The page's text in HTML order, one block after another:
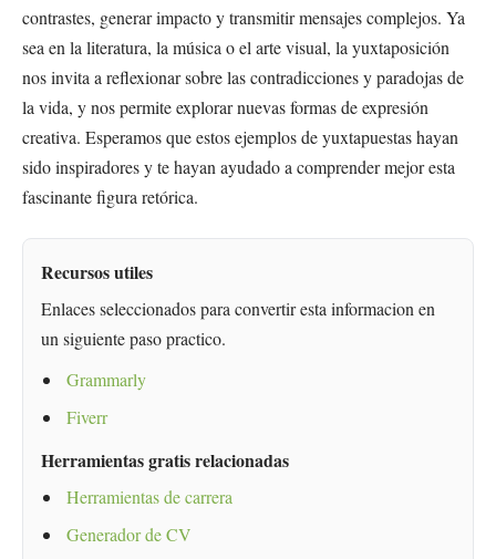
contrastes, generar impacto y transmitir mensajes complejos. Ya
sea en la literatura, la música o el arte visual, la yuxtaposición
nos invita a reflexionar sobre las contradicciones y paradojas de
la vida, y nos permite explorar nuevas formas de expresión
creativa. Esperamos que estos ejemplos de yuxtapuestas hayan
sido inspiradores y te hayan ayudado a comprender mejor esta
fascinante figura retórica.
Recursos utiles
Enlaces seleccionados para convertir esta informacion en
un siguiente paso practico.
Grammarly
Fiverr
Herramientas gratis relacionadas
Herramientas de carrera
Generador de CV